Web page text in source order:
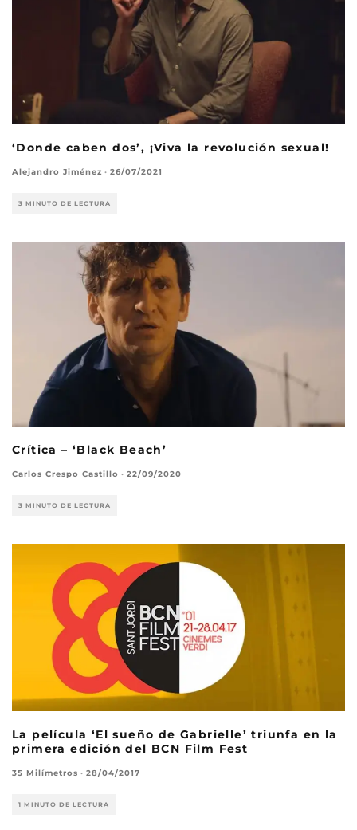
‘Donde caben dos’, ¡Viva la revolución sexual!
Alejandro Jiménez · 26/07/2021
3 MINUTO DE LECTURA
Crítica – ‘Black Beach’
Carlos Crespo Castillo · 22/09/2020
3 MINUTO DE LECTURA
La película ‘El sueño de Gabrielle’ triunfa en la
primera edición del BCN Film Fest
35 Milímetros · 28/04/2017
1 MINUTO DE LECTURA